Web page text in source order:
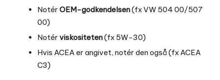
Notér OEM-godkendelsen(fx VW 504 00/507
00)
Notér viskositeten(fx 5W-30)
Hvis ACEA er angivet, notér den også (fx ACEA
C3)